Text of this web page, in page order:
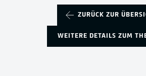
ZURÜCK ZUR
WEITERE DETAILS ZUM